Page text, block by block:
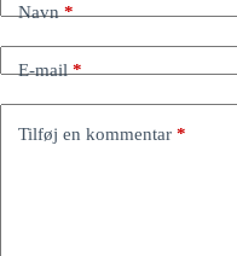
Navn*
E-mail*
Tilføj en kommentar *